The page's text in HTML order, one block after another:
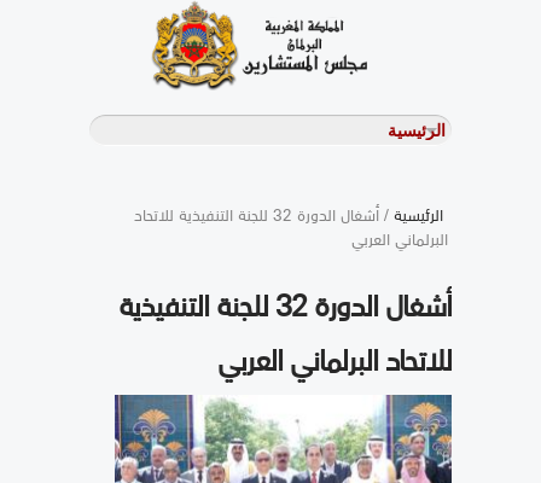
الرئيسية
/ أشغال الدورة 32 للجنة التنفيذية للاتحاد
البرلماني العربي
أشغال الدورة 32 للجنة التنفيذية
للاتحاد البرلماني العربي